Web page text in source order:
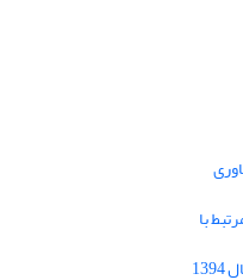
مرتبط با
فراخوان مقاله فصلنامه تحقیقات فرهنگی ایران سال 1394